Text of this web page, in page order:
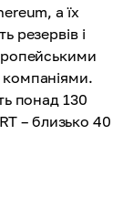
а їх
резервів і
понад 130
– близько 40